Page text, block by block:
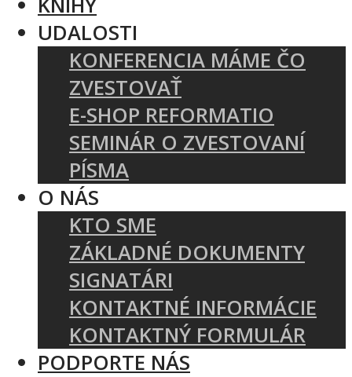
UDALOSTI
KONFERENCIA MÁME ČO
ZVESTOVAŤ
E-SHOP REFORMATIO
SEMINÁR O ZVESTOVANÍ
PÍSMA
O NÁS
KTO SME
ZÁKLADNÉ DOKUMENTY
SIGNATÁRI
KONTAKTNÉ INFORMÁCIE
KONTAKTNÝ FORMULÁR
PODPORTE NÁS